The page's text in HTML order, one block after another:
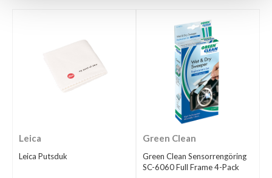
Leica
Leica Putsduk
Green Clean
Green Clean Sensorrengöring
SC-6060 Full Frame 4-Pack